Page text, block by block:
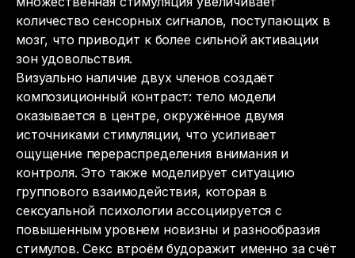
количество сенсорных сигналов, поступающих в
мозг, что приводит к более сильной активации
зон удовольствия.
Визуально наличие двух членов создаёт
композиционный контраст: тело модели
оказывается в центре, окружённое двумя
источниками стимуляции, что усиливает
ощущение перераспределения внимания и
контроля. Это также моделирует ситуацию
группового взаимодействия, которая в
сексуальной психологии ассоциируется с
повышенным уровнем новизны и разнообразия
стимулов. Секс втроём будоражит именно за счёт